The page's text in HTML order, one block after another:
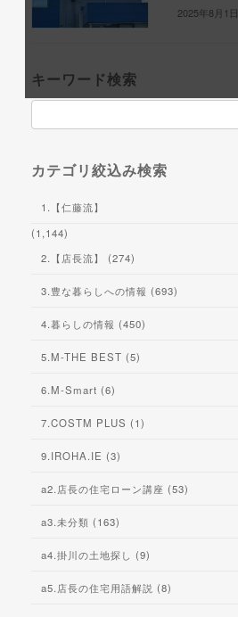
2025年8月1日
キーワード検索
カテゴリ絞込み検索
1.【仁藤流】
(1,144)
2.【店長流】 (274)
3.豊な暮らしへの情報 (693)
4.暮らしの情報 (450)
5.M-THE BEST (5)
6.M-Smart (6)
7.COSTM PLUS (1)
9.IROHA.IE (3)
a2.店長の住宅ローン講座 (53)
a3.未分類 (163)
a4.掛川の土地探し (9)
a5.店長の住宅用語解説 (8)